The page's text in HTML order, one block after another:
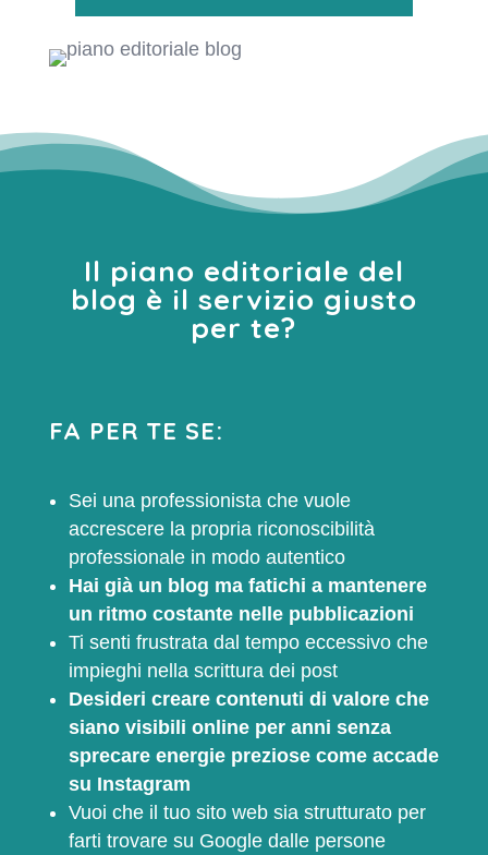
Il piano editoriale del
blog è il servizio giusto
per te?
FA PER TE SE:
Sei una professionista che vuole
accrescere la propria riconoscibilità
professionale in modo autentico
Hai già un blog ma fatichi a mantenere
un ritmo costante nelle pubblicazioni
Ti senti frustrata dal tempo eccessivo che
impieghi nella scrittura dei post
Desideri creare contenuti di valore che
siano visibili online per anni senza
sprecare energie preziose come accade
su Instagram
Vuoi che il tuo sito web sia strutturato per
farti trovare su Google dalle persone